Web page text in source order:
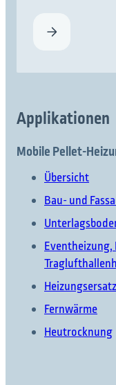
Applikationen
Mobile Pellet-
Übersicht
Bau- und
Fernwärme
Heutrocknung